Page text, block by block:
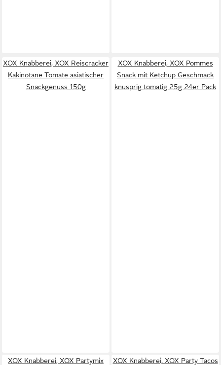
XOX Knabberei, XOX Reiscracker
Kakinotane Tomate asiatischer
Snackgenuss 150g
XOX Knabberei, XOX Pommes
Snack mit Ketchup Geschmack
knusprig tomatig 25g 24er Pack
XOX Knabberei, XOX Partymix
XOX Knabberei, XOX Party Tacos